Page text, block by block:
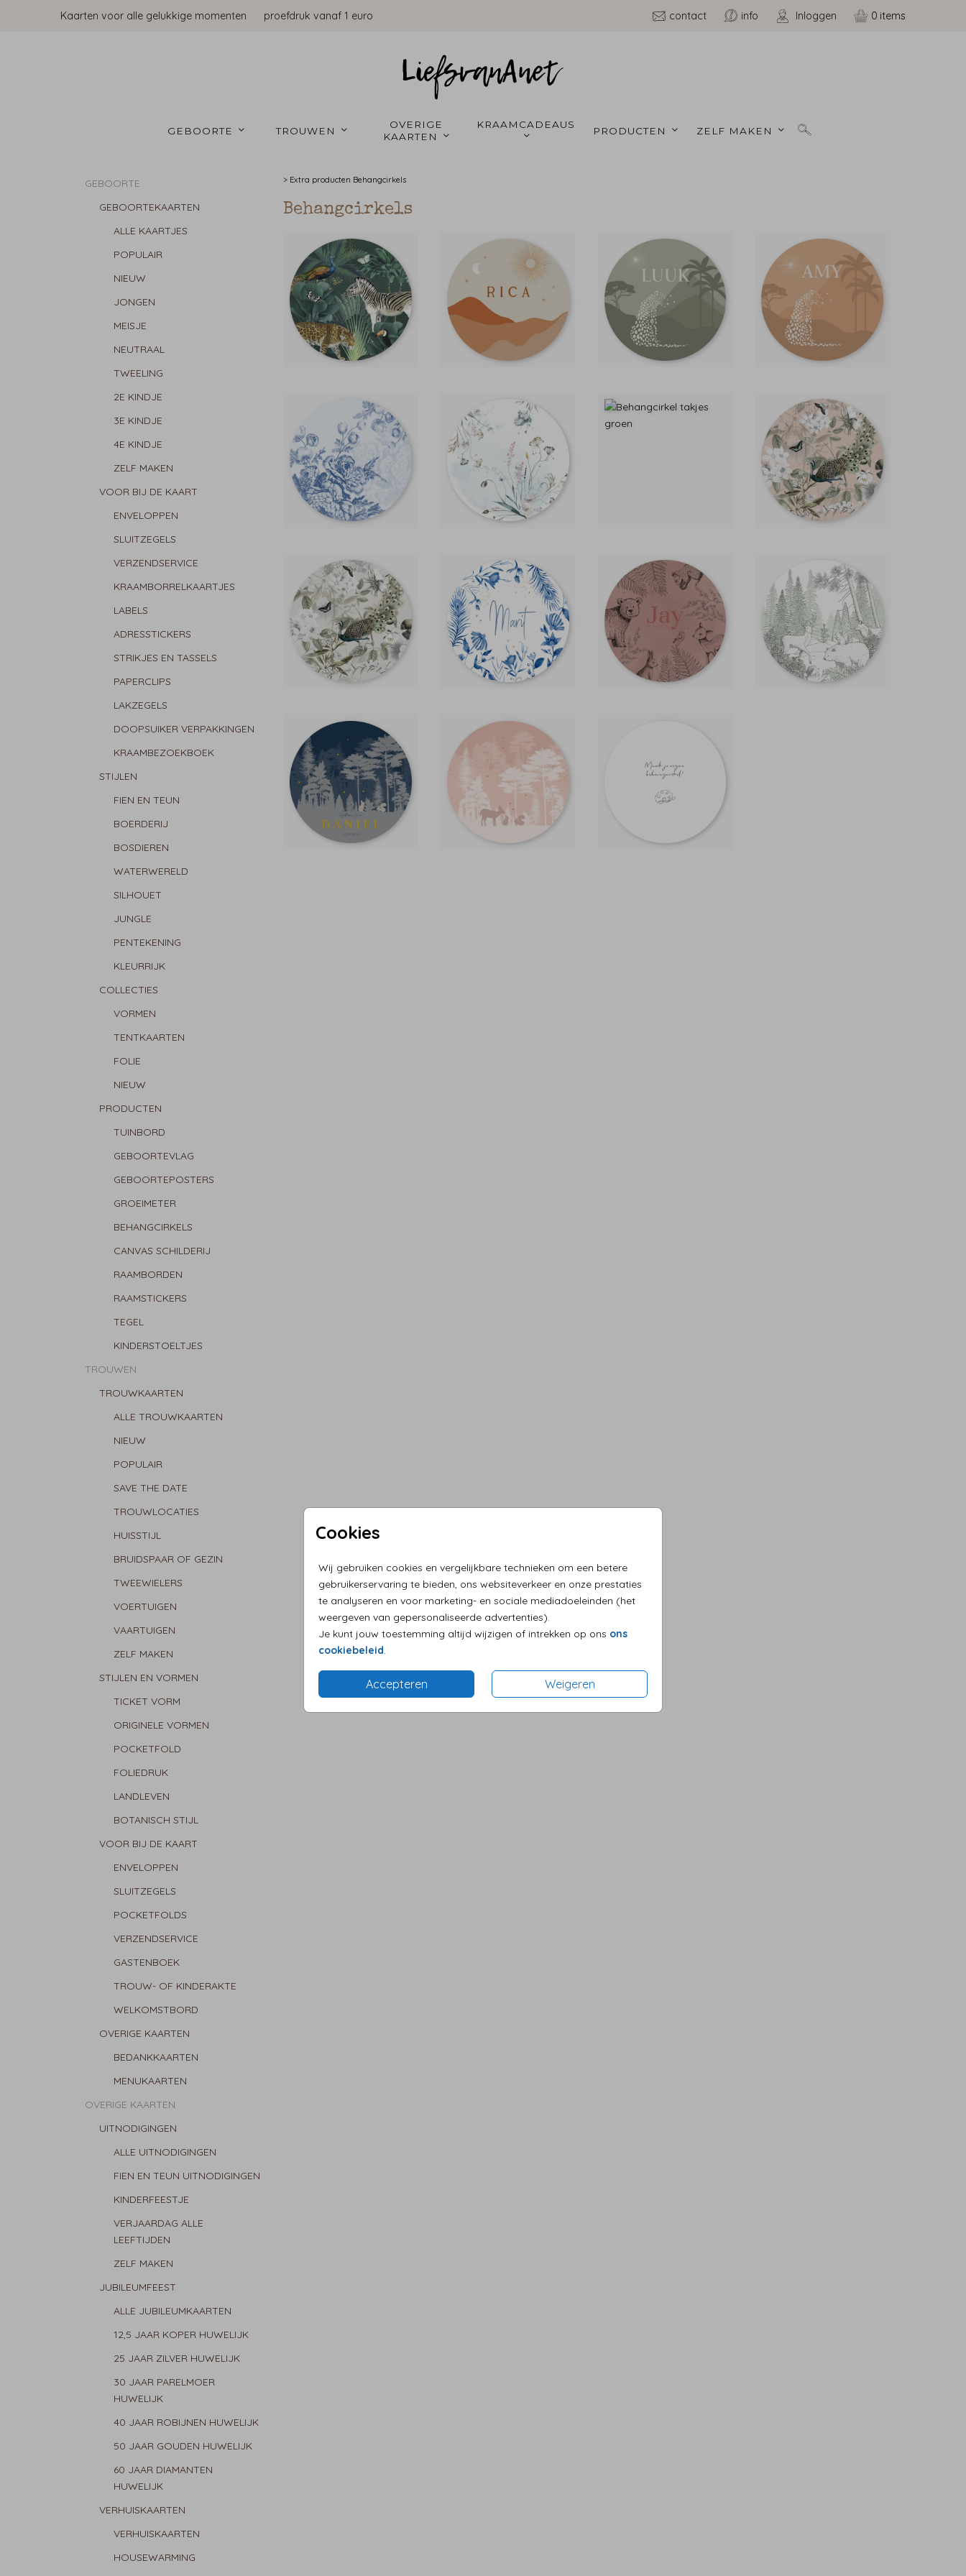
Kaarten voor alle gelukkige momenten proefdruk vanaf 1 euro contact info Inloggen 0
GEBOORTE TROUWEN
OVERIGE
KAARTEN
PRODUCTEN ZELF MAKEN
Cookies
Wij gebruiken cookies en vergelijkbare technieken om een betere
gebruikerservaring te bieden, ons websiteverkeer en onze prestaties
te analyseren en voor marketing- en sociale mediadoeleinden (het
weergeven van gepersonaliseerde advertenties).
Je kunt jouw toestemming altijd wijzigen of intrekken op ons ons
cookiebeleid.
Accepteren Weigeren
GEBOORTE
GEBOORTEKAARTEN
ALLE KAARTJES
POPULAIR
NIEUW
JONGEN
MEISJE
NEUTRAAL
TWEELING
2E KINDJE
3E KINDJE
4E KINDJE
ZELF MAKEN
VOOR BIJ DE KAART
ENVELOPPEN
SLUITZEGELS
VERZENDSERVICE
KRAAMBORRELKAARTJES
LABELS
ADRESSTICKERS
STRIKJES EN TASSELS
PAPERCLIPS
LAKZEGELS
DOOPSUIKER VERPAKKINGEN
KRAAMBEZOEKBOEK
STIJLEN
FIEN EN TEUN
BOERDERIJ
BOSDIEREN
WATERWERELD
SILHOUET
JUNGLE
PENTEKENING
KLEURRIJK
COLLECTIES
VORMEN
TENTKAARTEN
FOLIE
NIEUW
PRODUCTEN
TUINBORD
GEBOORTEVLAG
GEBOORTEPOSTERS
GROEIMETER
BEHANGCIRKELS
CANVAS SCHILDERIJ
RAAMBORDEN
RAAMSTICKERS
TEGEL
KINDERSTOELTJES
TROUWEN
TROUWKAARTEN
ALLE TROUWKAARTEN
NIEUW
POPULAIR
SAVE THE DATE
TROUWLOCATIES
HUISSTIJL
BRUIDSPAAR OF GEZIN
TWEEWIELERS
VOERTUIGEN
VAARTUIGEN
ZELF MAKEN
STIJLEN EN VORMEN
TICKET VORM
ORIGINELE VORMEN
POCKETFOLD
FOLIEDRUK
LANDLEVEN
BOTANISCH STIJL
VOOR BIJ DE KAART
ENVELOPPEN
SLUITZEGELS
POCKETFOLDS
VERZENDSERVICE
GASTENBOEK
TROUW- OF KINDERAKTE
WELKOMSTBORD
OVERIGE KAARTEN
BEDANKKAARTEN
MENUKAARTEN
OVERIGE KAARTEN
UITNODIGINGEN
ALLE UITNODIGINGEN
FIEN EN TEUN UITNODIGINGEN
KINDERFEESTJE
VERJAARDAG ALLE
LEEFTIJDEN
ZELF MAKEN
JUBILEUMFEEST
ALLE JUBILEUMKAARTEN
12,5 JAAR KOPER HUWELIJK
25 JAAR ZILVER HUWELIJK
30 JAAR PARELMOER
HUWELIJK
40 JAAR ROBIJNEN HUWELIJK
50 JAAR GOUDEN HUWELIJK
60 JAAR DIAMANTEN
HUWELIJK
VERHUISKAARTEN
VERHUISKAARTEN
HOUSEWARMING
> Extra producten Behangcirkels
Behangcirkels